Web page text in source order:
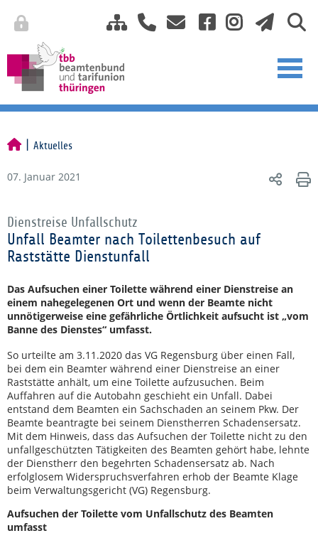
Aktuelles
07. Januar 2021
Dienstreise Unfallschutz
Unfall Beamter nach Toilettenbesuch auf
Raststätte Dienstunfall
Das Aufsuchen einer Toilette während einer Dienstreise an
einem nahegelegenen Ort und wenn der Beamte nicht
unnötigerweise eine gefährliche Örtlichkeit aufsucht ist „vom
Banne des Dienstes“ umfasst.
So urteilte am 3.11.2020 das VG Regensburg über einen Fall,
bei dem ein Beamter während einer Dienstreise an einer
Raststätte anhält, um eine Toilette aufzusuchen. Beim
Auffahren auf die Autobahn geschieht ein Unfall. Dabei
entstand dem Beamten ein Sachschaden an seinem Pkw. Der
Beamte beantragte bei seinem Dienstherren Schadensersatz.
Mit dem Hinweis, dass das Aufsuchen der Toilette nicht zu den
unfallgeschützten Tätigkeiten des Beamten gehört habe, lehnte
der Dienstherr den begehrten Schadensersatz ab. Nach
erfolglosem Widerspruchsverfahren erhob der Beamte Klage
beim Verwaltungsgericht (VG) Regensburg.
Aufsuchen der Toilette vom Unfallschutz des Beamten
umfasst